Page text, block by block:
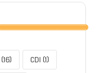
(16) CDI (1)